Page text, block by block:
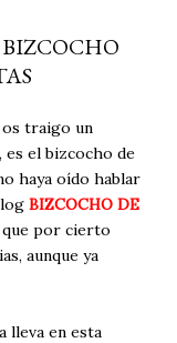
van a cambiar
Olvídate de
tradicionales y
pero
tan
un snack ligero,
Es el
os traigo un
el bizcocho de
haya oído hablar
BIZCOCHO DE
que por cierto
aunque ya
lleva en esta